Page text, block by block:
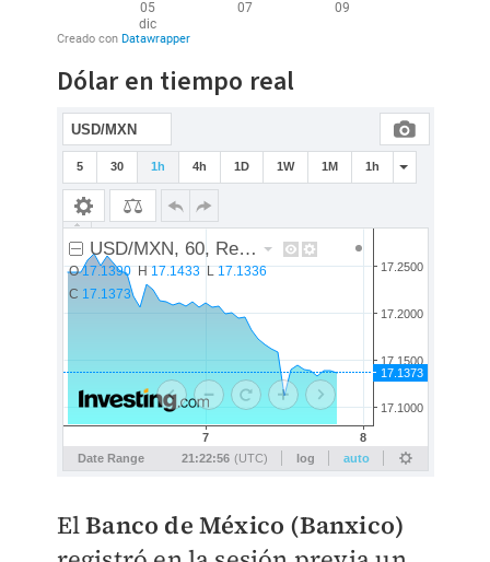
Dólar en tiempo real
ElBanco de México (Banxico)